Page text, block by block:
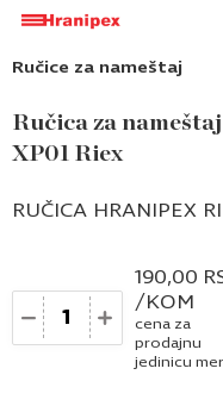
Ručice za nameštaj
Ručica za
XP01 Riex
RUČICA HRANIPEX
Količina
190,00
/KOM
cena za
prodajnu
jedinicu